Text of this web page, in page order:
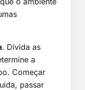
. Divida as
a
Começar
passar